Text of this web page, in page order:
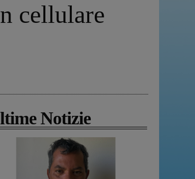
cellulare
Notizie